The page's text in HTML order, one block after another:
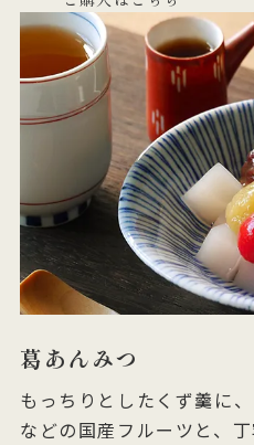
葛あんみつ
もっちりとしたくず羹に
などの国産フルーツと、